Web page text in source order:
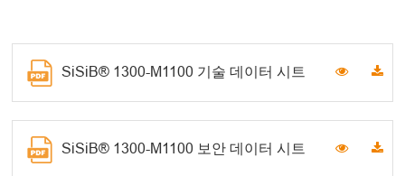
SiSiB® 1300-M1100 기술 데이터 시트
SiSiB® 1300-M1100 보안 데이터 시트